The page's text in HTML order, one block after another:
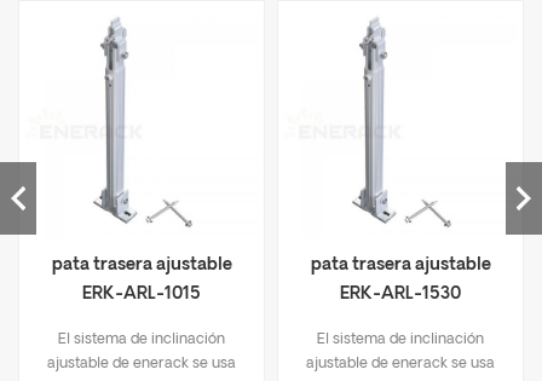
pata trasera ajustable
ERK-ARL-1015
El sistema de inclinación
ajustable de enerack se usa
pata trasera ajustable
ERK-ARL-1530
El sistema de inclinación
ajustable de enerack se usa